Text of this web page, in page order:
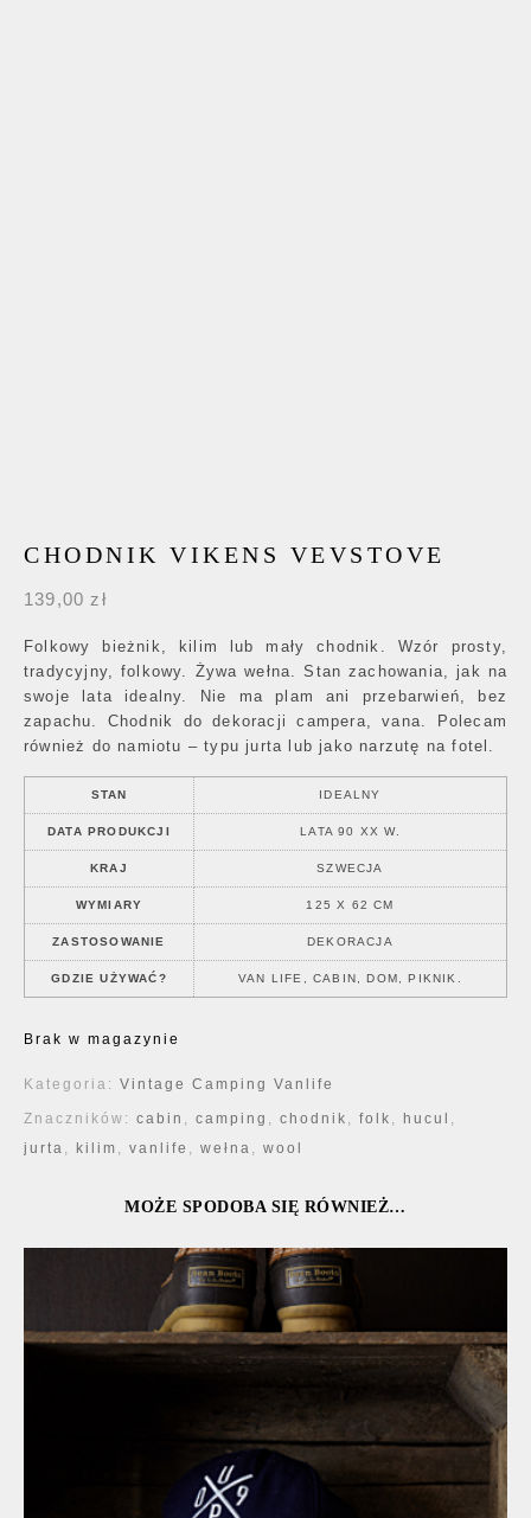
CHODNIK VIKENS VEVSTOVE
139,00 zł
Folkowy bieżnik, kilim lub mały chodnik. Wzór prosty,
tradycyjny, folkowy. Żywa wełna. Stan zachowania, jak na
swoje lata idealny. Nie ma plam ani przebarwień, bez
zapachu. Chodnik do dekoracji campera, vana. Polecam
również do namiotu – typu jurta lub jako narzutę na fotel.
STAN IDEALNY
DATA PRODUKCJI LATA 90 XX W.
KRAJ SZWECJA
WYMIARY 125 X 62 CM
ZASTOSOWANIE DEKORACJA
GDZIE UŻYWAĆ? VAN LIFE, CABIN, DOM, PIKNIK.
Brak w magazynie
Kategoria: Vintage Camping Vanlife
Znaczników: cabin , camping , chodnik , folk , hucul ,
jurta , kilim , vanlife , wełna , wool
MOŻE SPODOBA SIĘ RÓWNIEŻ…